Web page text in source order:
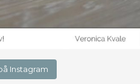
Instagram